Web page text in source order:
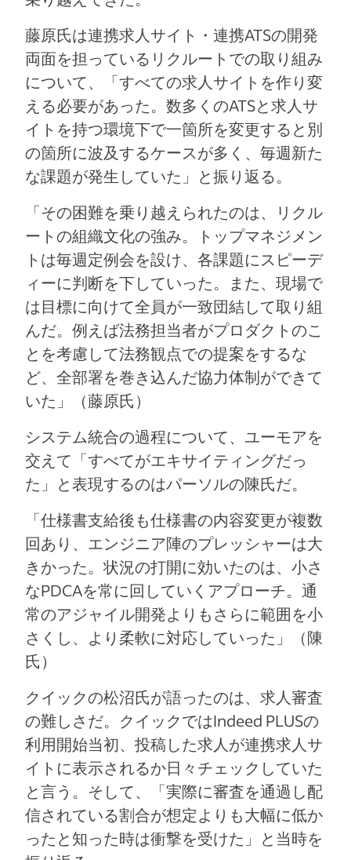
藤原氏は連携求人サイト・連携ATSの開発
両面を担っているリクルートでの取り組み
について、「すべての求人サイトを作り変
える必要があった。数多くのATSと求人サ
イトを持つ環境下で一箇所を変更すると別
の箇所に波及するケースが多く、毎週新た
な課題が発生していた」と振り返る。
「その困難を乗り越えられたのは、リクル
ートの組織文化の強み。トップマネジメン
トは毎週定例会を設け、各課題にスピーデ
ィーに判断を下していった。また、現場で
は目標に向けて全員が一致団結して取り組
んだ。例えば法務担当者がプロダクトのこ
とを考慮して法務観点での提案をするな
ど、全部署を巻き込んだ協力体制ができて
いた」（藤原氏）
システム統合の過程について、ユーモアを
交えて「すべてがエキサイティングだっ
た」と表現するのはパーソルの陳氏だ。
「仕様書支給後も仕様書の内容変更が複数
回あり、エンジニア陣のプレッシャーは大
きかった。状況の打開に効いたのは、小さ
なPDCAを常に回していくアプローチ。通
常のアジャイル開発よりもさらに範囲を小
さくし、より柔軟に対応していった」（陳
氏）
クイックの松沼氏が語ったのは、求人審査
の難しさだ。クイックではIndeed PLUSの
利用開始当初、投稿した求人が連携求人サ
イトに表示されるか日々チェックしていた
と言う。そして、「実際に審査を通過し配
信されている割合が想定よりも大幅に低か
ったと知った時は衝撃を受けた」と当時を